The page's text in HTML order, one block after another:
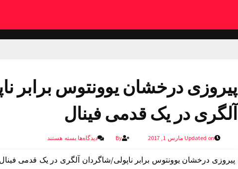
پیروزی درخشان یوونتوس برابر
آلگری در یک قدمی فینال
Updated on مارس 1, 2017 By دیدگاه‌هابسته هستند
پیروزی درخشان یوونتوس برابر ناپولی/شاگردان آلگری در یک قدمی فینال